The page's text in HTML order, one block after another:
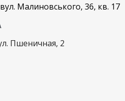
Малиновського, 36, кв. 17
Пшеничная, 2